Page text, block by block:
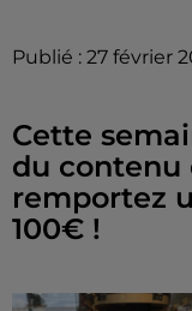
Publié : 27 février
Cette
du contenu
remportez
100€ !